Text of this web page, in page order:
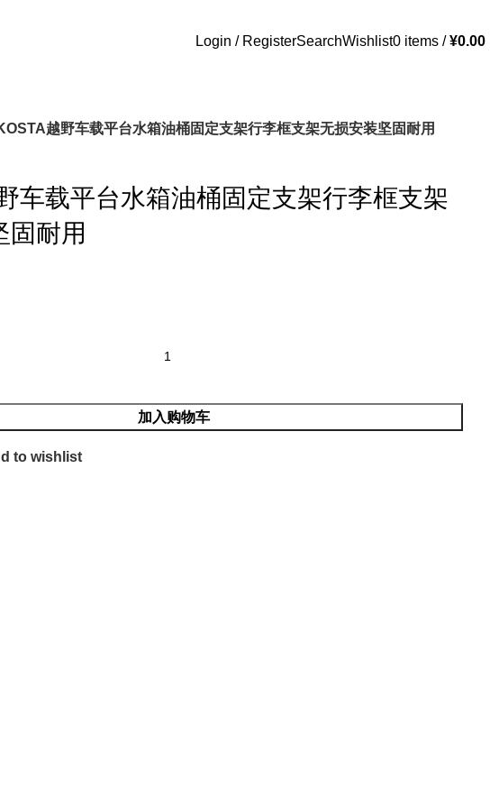
Login / RegisterSearchWishlist0 items / ¥0.00
越野车载平台水箱油桶固定支架行李框支架无损安装坚固耐用
车载平台水箱油桶固定支架行李框支架
固耐用
加入购物车
to wishlist